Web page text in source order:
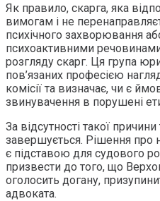
Як правило, скарга, яка
вимогам і не
психічного захворювання
психоактивними
розгляду скарг. Ця група
пов’язаних професією
комісії та визначає, чи є
звинувачення в порушені
За відсутності такої
завершується. Рішення про
є підставою для судового
призвести до того, що
оголосить догану,
адвоката.